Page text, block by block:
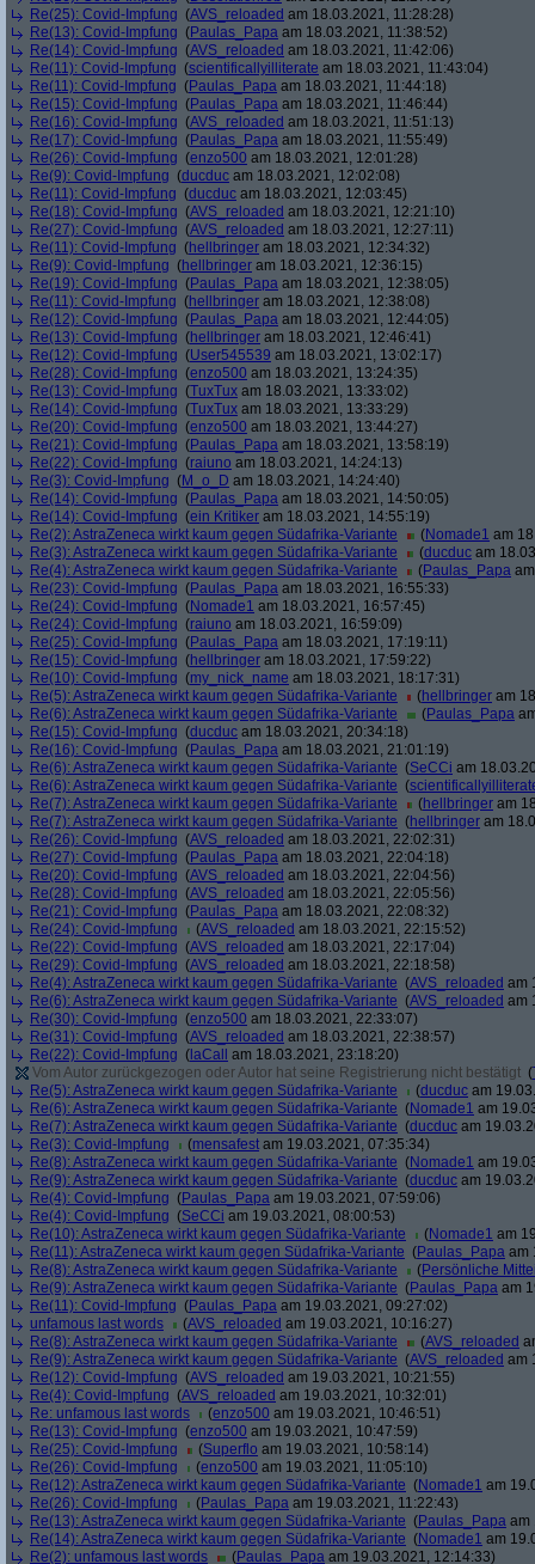
Re(25): Covid-Impfung (AVS_reloaded am 18.03.2021, 11:28:28)
Re(13): Covid-Impfung (Paulas_Papa am 18.03.2021, 11:38:52)
Re(14): Covid-Impfung (AVS_reloaded am 18.03.2021, 11:42:06)
Re(11): Covid-Impfung (scientificallyilliterate am 18.03.2021, 11:43:04)
Re(11): Covid-Impfung (Paulas_Papa am 18.03.2021, 11:44:18)
Re(15): Covid-Impfung (Paulas_Papa am 18.03.2021, 11:46:44)
Re(16): Covid-Impfung (AVS_reloaded am 18.03.2021, 11:51:13)
Re(17): Covid-Impfung (Paulas_Papa am 18.03.2021, 11:55:49)
Re(26): Covid-Impfung (enzo500 am 18.03.2021, 12:01:28)
Re(9): Covid-Impfung (ducduc am 18.03.2021, 12:02:08)
Re(11): Covid-Impfung (ducduc am 18.03.2021, 12:03:45)
Re(18): Covid-Impfung (AVS_reloaded am 18.03.2021, 12:21:10)
Re(27): Covid-Impfung (AVS_reloaded am 18.03.2021, 12:27:11)
Re(11): Covid-Impfung (hellbringer am 18.03.2021, 12:34:32)
Re(9): Covid-Impfung (hellbringer am 18.03.2021, 12:36:15)
Re(19): Covid-Impfung (Paulas_Papa am 18.03.2021, 12:38:05)
Re(11): Covid-Impfung (hellbringer am 18.03.2021, 12:38:08)
Re(12): Covid-Impfung (Paulas_Papa am 18.03.2021, 12:44:05)
Re(13): Covid-Impfung (hellbringer am 18.03.2021, 12:46:41)
Re(12): Covid-Impfung (User545539 am 18.03.2021, 13:02:17)
Re(28): Covid-Impfung (enzo500 am 18.03.2021, 13:24:35)
Re(13): Covid-Impfung (TuxTux am 18.03.2021, 13:33:02)
Re(14): Covid-Impfung (TuxTux am 18.03.2021, 13:33:29)
Re(20): Covid-Impfung (enzo500 am 18.03.2021, 13:44:27)
Re(21): Covid-Impfung (Paulas_Papa am 18.03.2021, 13:58:19)
Re(22): Covid-Impfung (raiuno am 18.03.2021, 14:24:13)
Re(3): Covid-Impfung (M_o_D am 18.03.2021, 14:24:40)
Re(14): Covid-Impfung (Paulas_Papa am 18.03.2021, 14:50:05)
Re(14): Covid-Impfung (ein Kritiker am 18.03.2021, 14:55:19)
Re(2): AstraZeneca wirkt kaum gegen Südafrika-Variante
(Nomade1 am
Re(3): AstraZeneca wirkt kaum gegen Südafrika-Variante
(ducduc am
Re(4): AstraZeneca wirkt kaum gegen Südafrika-Variante
(Paulas_Papa
Re(23): Covid-Impfung (Paulas_Papa am 18.03.2021, 16:55:33)
Re(24): Covid-Impfung (Nomade1 am 18.03.2021, 16:57:45)
Re(24): Covid-Impfung (raiuno am 18.03.2021, 16:59:09)
Re(25): Covid-Impfung (Paulas_Papa am 18.03.2021, 17:19:11)
Re(15): Covid-Impfung (hellbringer am 18.03.2021, 17:59:22)
Re(10): Covid-Impfung (my_nick_name am 18.03.2021, 18:17:31)
Re(5): AstraZeneca wirkt kaum gegen Südafrika-Variante
(hellbringer am
Re(6): AstraZeneca wirkt kaum gegen Südafrika-Variante
(Paulas_Papa
Re(15): Covid-Impfung (ducduc am 18.03.2021, 20:34:18)
Re(16): Covid-Impfung (Paulas_Papa am 18.03.2021, 21:01:19)
Re(6): AstraZeneca wirkt kaum gegen Südafrika-Variante (SeCCi am
Re(6): AstraZeneca wirkt kaum gegen Südafrika-Variante (
Re(7): AstraZeneca wirkt kaum gegen Südafrika-Variante
(hellbringer am
Re(7): AstraZeneca wirkt kaum gegen Südafrika-Variante (hellbringer am
Re(26): Covid-Impfung (AVS_reloaded am 18.03.2021, 22:02:31)
Re(27): Covid-Impfung (Paulas_Papa am 18.03.2021, 22:04:18)
Re(20): Covid-Impfung (AVS_reloaded am 18.03.2021, 22:04:56)
Re(28): Covid-Impfung (AVS_reloaded am 18.03.2021, 22:05:56)
Re(21): Covid-Impfung (Paulas_Papa am 18.03.2021, 22:08:32)
Re(24): Covid-Impfung
(AVS_reloaded am 18.03.2021, 22:15:52)
Re(22): Covid-Impfung (AVS_reloaded am 18.03.2021, 22:17:04)
Re(29): Covid-Impfung (AVS_reloaded am 18.03.2021, 22:18:58)
Re(4): AstraZeneca wirkt kaum gegen Südafrika-Variante (AVS_reloaded am
Re(6): AstraZeneca wirkt kaum gegen Südafrika-Variante (AVS_reloaded am
Re(30): Covid-Impfung (enzo500 am 18.03.2021, 22:33:07)
Re(31): Covid-Impfung (AVS_reloaded am 18.03.2021, 22:38:57)
Re(22): Covid-Impfung ( laCall
am 18.03.2021, 23:18:20)
Vom Autor zurückgezogen oder Autor hat seine Registrierung nicht bestätigt (
Re(5): AstraZeneca wirkt kaum gegen Südafrika-Variante
(ducduc am
Re(6): AstraZeneca wirkt kaum gegen Südafrika-Variante (Nomade1 am
Re(7): AstraZeneca wirkt kaum gegen Südafrika-Variante (ducduc am
Re(3): Covid-Impfung
(mensafest am 19.03.2021, 07:35:34)
Re(8): AstraZeneca wirkt kaum gegen Südafrika-Variante (Nomade1 am
Re(9): AstraZeneca wirkt kaum gegen Südafrika-Variante (ducduc am
Re(4): Covid-Impfung (Paulas_Papa am 19.03.2021, 07:59:06)
Re(4): Covid-Impfung (SeCCi am 19.03.2021, 08:00:53)
Re(10): AstraZeneca wirkt kaum gegen Südafrika-Variante
(Nomade1 am
Re(11): AstraZeneca wirkt kaum gegen Südafrika-Variante (Paulas_Papa am
Re(8): AstraZeneca wirkt kaum gegen Südafrika-Variante
(Persönliche
Re(9): AstraZeneca wirkt kaum gegen Südafrika-Variante (Paulas_Papa am
Re(11): Covid-Impfung (Paulas_Papa am 19.03.2021, 09:27:02)
unfamous last words
(AVS_reloaded am 19.03.2021, 10:16:27)
Re(8): AstraZeneca wirkt kaum gegen Südafrika-Variante
(AVS_reloaded
Re(9): AstraZeneca wirkt kaum gegen Südafrika-Variante (AVS_reloaded am
Re(12): Covid-Impfung (AVS_reloaded am 19.03.2021, 10:21:55)
Re(4): Covid-Impfung (AVS_reloaded am 19.03.2021, 10:32:01)
Re: unfamous last words
(enzo500 am 19.03.2021, 10:46:51)
Re(13): Covid-Impfung (enzo500 am 19.03.2021, 10:47:59)
Re(25): Covid-Impfung
(Superflo am 19.03.2021, 10:58:14)
Re(26): Covid-Impfung
(enzo500 am 19.03.2021, 11:05:10)
Re(12): AstraZeneca wirkt kaum gegen Südafrika-Variante (Nomade1 am
Re(26): Covid-Impfung
(Paulas_Papa am 19.03.2021, 11:22:43)
Re(13): AstraZeneca wirkt kaum gegen Südafrika-Variante (Paulas_Papa am
Re(14): AstraZeneca wirkt kaum gegen Südafrika-Variante (Nomade1 am
Re(2): unfamous last words
(Paulas_Papa am 19.03.2021, 12:14:33)